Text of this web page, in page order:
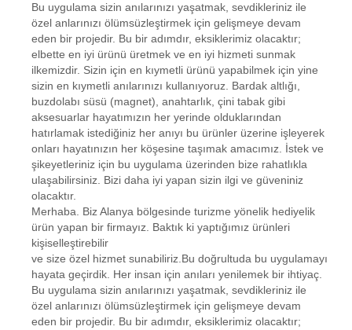
Bu uygulama sizin anılarınızı yaşatmak, sevdikleriniz ile
özel anlarınızı ölümsüzleştirmek için gelişmeye devam
eden bir projedir. Bu bir adımdır, eksiklerimiz olacaktır;
elbette en iyi ürünü üretmek ve en iyi hizmeti sunmak
ilkemizdir. Sizin için en kıymetli ürünü yapabilmek için yine
sizin en kıymetli anılarınızı kullanıyoruz. Bardak altlığı,
buzdolabı süsü (magnet), anahtarlık, çini tabak gibi
aksesuarlar hayatımızın her yerinde olduklarından
hatırlamak istediğiniz her anıyı bu ürünler üzerine işleyerek
onları hayatınızın her köşesine taşımak amacımız. İstek ve
şikeyetleriniz için bu uygulama üzerinden bize rahatlıkla
ulaşabilirsiniz. Bizi daha iyi yapan sizin ilgi ve güveniniz
olacaktır.
Merhaba. Biz Alanya bölgesinde turizme yönelik hediyelik
ürün yapan bir firmayız. Baktık ki yaptığımız ürünleri
kişiselleştirebilir
ve size özel hizmet sunabiliriz.Bu doğrultuda bu uygulamayı
hayata geçirdik. Her insan için anıları yenilemek bir ihtiyaç.
Bu uygulama sizin anılarınızı yaşatmak, sevdikleriniz ile
özel anlarınızı ölümsüzleştirmek için gelişmeye devam
eden bir projedir. Bu bir adımdır, eksiklerimiz olacaktır;